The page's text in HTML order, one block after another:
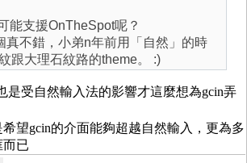
能支援OnTheSpot呢？
真不錯，小弟n年前用「自然」的時
跟大理石紋路的theme。 :)
是受自然輸入法的影響才這麼想為gcin弄
望gcin的介面能夠超越自然輸入，更為多
已